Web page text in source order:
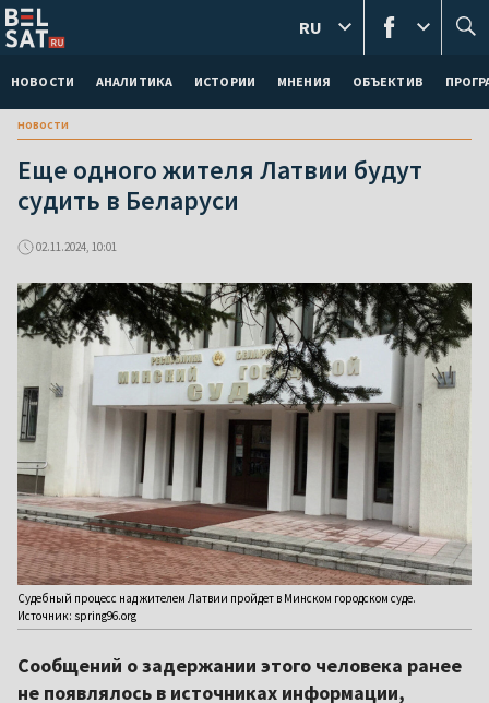
НОВОСТИ АНАЛИТИКА ИСТОРИИ МНЕНИЯ ОБЪЕКТИВ
RU
новости
Еще одного жителя Латвии будут
судить в Беларуси
02.11.2024, 10:01
Судебный процесс над жителем Латвии пройдет в Минском городском суде.
Источник: spring96.org
Сообщений о задержании этого человека ранее
не появлялось в источниках информации,